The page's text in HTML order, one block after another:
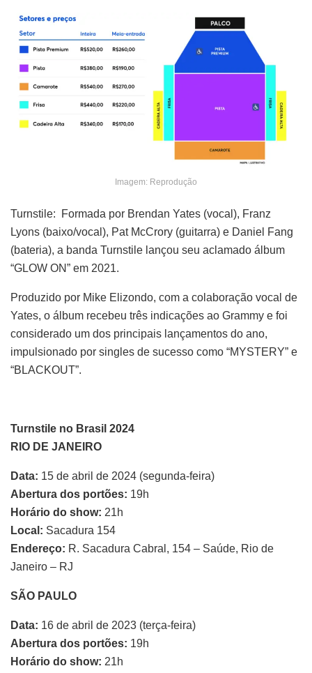
Imagem: Reprodução
Turnstile: Formada por Brendan Yates (vocal), Franz
Lyons (baixo/vocal), Pat McCrory (guitarra) e Daniel Fang
(bateria), a banda Turnstile lançou seu aclamado álbum
“GLOW ON” em 2021.
Produzido por Mike Elizondo, com a colaboração vocal de
Yates, o álbum recebeu três indicações ao Grammy e foi
considerado um dos principais lançamentos do ano,
impulsionado por singles de sucesso como “MYSTERY” e
“BLACKOUT”.
Turnstile no Brasil 2024
RIO DE JANEIRO
Data: 15 de abril de 2024 (segunda-feira)
Abertura dos portões: 19h
Horário do show: 21h
Local: Sacadura 154
Endereço: R. Sacadura Cabral, 154 – Saúde, Rio de
Janeiro – RJ
SÃO PAULO
Data: 16 de abril de 2023 (terça-feira)
Abertura dos portões: 19h
Horário do show: 21h